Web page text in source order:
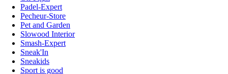
Padel-Expert
Pecheur-Store
Pet and Garden
Slowood Interior
Smash-Expert
Sneak'In
Sneakids
Sport is good